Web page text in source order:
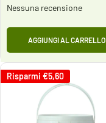
Nessuna recensione
AGGIUNGI AL CARRELLO
Risparmi €5,60